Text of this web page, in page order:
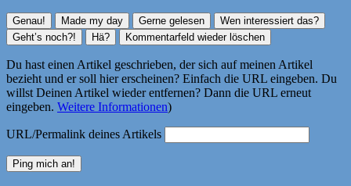
Du hast einen Artikel geschrieben, der sich auf meinen Artikel
bezieht und er soll hier erscheinen? Einfach die URL eingeben. Du
willst Deinen Artikel wieder entfernen? Dann die URL erneut
eingeben. Weitere Informationen)
URL/Permalink deines Artikels